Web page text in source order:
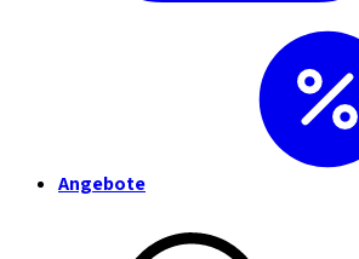
Angebote